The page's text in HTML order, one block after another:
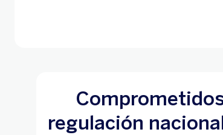
regulación